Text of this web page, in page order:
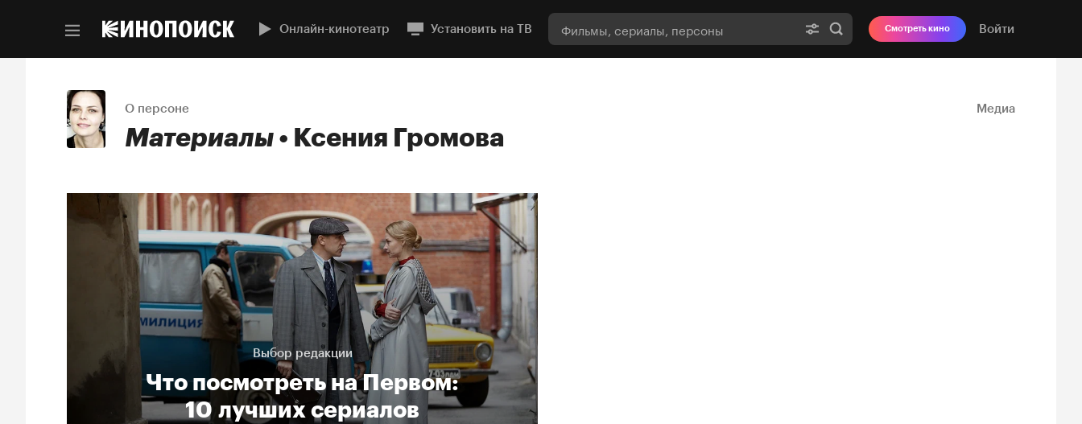
Онлайн-кинотеатр Установить на ТВ Смотреть кино Войти
О персоне
Материалы Ксения Громова
Медиа
Выбор редакции
Что посмотреть на Первом:
10 лучших сериалов